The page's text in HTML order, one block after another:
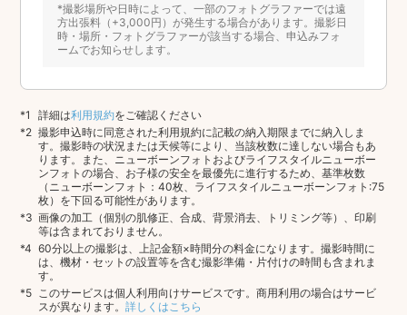
*撮影場所や日時によって、一部のフォトグラファーでは遠
方出張料（+3,000円）が発生する場合があります。撮影日
時・場所・フォトグラファーが該当する場合、申込みフォ
ームでお知らせします。
詳細は利用規約をご確認ください
撮影申込時に同意された利用規約に記載の納入期限までに納入しま
す。撮影時の状況または天候等により、当該枚数に達しない場合もあ
ります。また、ニューボーンフォトおよびライフスタイルニューボー
ンフォトの場合、お子様の安全を最優先に進行するため、基準枚数
（ニューボーンフォト：40枚、ライフスタイルニューボーンフォト:75
枚）を下回る可能性があります。
画像の加工（個別の肌修正、合成、背景消去、トリミング等）、印刷
等は含まれておりません。
60分以上の撮影は、上記金額×時間分の料金になります。撮影時間に
は、機材・セットの設置等を含む撮影準備・片付けの時間も含まれま
す。
このサービスは個人利用向けサービスです。商用利用の場合はサービ
スが異なります。詳しくはこちら